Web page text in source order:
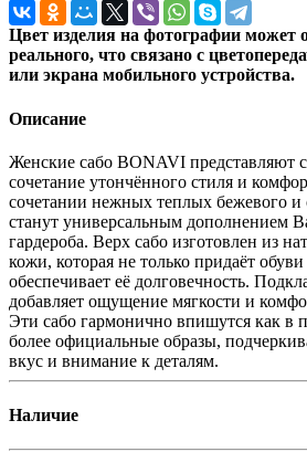
Цвет изделия на фотографии может
реального, что связано с
или экрана мобильного устройства.
Описание
Женские сабо BONAVI представляют
сочетание утончённого стиля и
сочетании нежных теплых бежевого и
станут универсальным дополнением
гардероба. Верх сабо изготовлен из
кожи, которая не только придаёт
обеспечивает её долговечность.
добавляет ощущение мягкости и
Эти сабо гармонично впишутся как в
более официальные образы,
вкус и внимание к деталям.
Наличие